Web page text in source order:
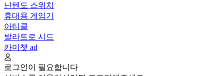
닌텐도 스위치
휴대용 게임기
아티클
발라트로 시드
카미챗 ad
로그인이 필요합니다